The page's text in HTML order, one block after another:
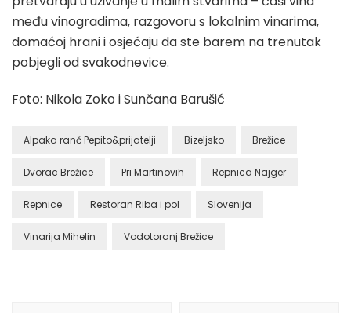
među vinogradima, razgovoru s lokalnim vinarima,
domaćoj hrani i osjećaju da ste barem na trenutak
pobjegli od svakodnevice.
Foto: Nikola Zoko i Sunčana Barušić
Alpaka ranč Pepito&prijatelji Bizeljsko Brežice
Dvorac Brežice Pri Martinovih Repnica Najger
Repnice Restoran Riba i pol Slovenija
Vinarija Mihelin Vodotoranj Brežice